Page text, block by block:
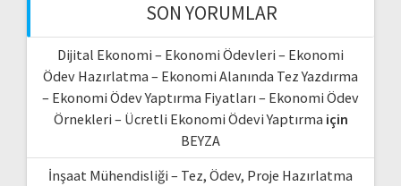
SON YORUMLAR
Dijital Ekonomi – Ekonomi Ödevleri – Ekonomi
Ödev Hazırlatma – Ekonomi Alanında Tez Yazdırma
– Ekonomi Ödev Yaptırma Fiyatları – Ekonomi Ödev
Örnekleri – Ücretli Ekonomi Ödevi Yaptırma için
BEYZA
İnşaat Mühendisliği – Tez, Ödev, Proje Hazırlatma